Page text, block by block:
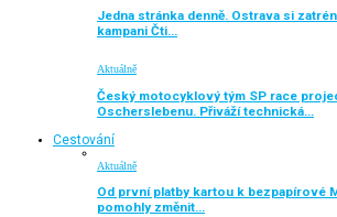
Jedna stránka denně. Ostrava si
kampani Čti…
Aktuálně
Český motocyklový tým SP race
Oscherslebenu. Přiváží technická…
Cestování
Aktuálně
Od první platby kartou k bezpapírové
pomohly změnit…